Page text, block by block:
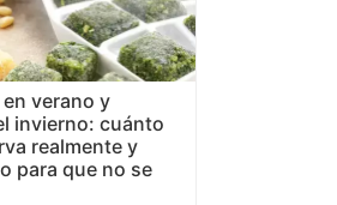
verano y
invierno: cuánto
realmente y
para que no se